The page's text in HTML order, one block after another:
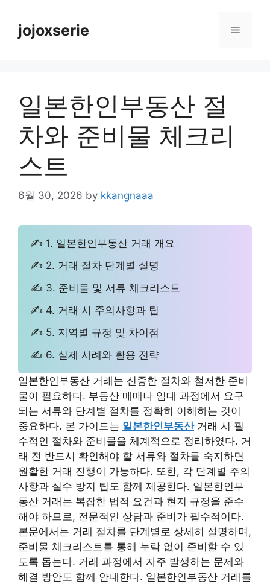
contentjojoxserie Menu
일본한인부동산 절
차와 준비물 체크리
스트
6월 30, 2026 by kkangnaaa
✍ 1. 일본한인부동산 거래 개요
✍ 2. 거래 절차 단계별 설명
✍ 3. 준비물 및 서류 체크리스트
✍ 4. 거래 시 주의사항과 팁
✍ 5. 지역별 규정 및 차이점
✍ 6. 실제 사례와 활용 전략
일본한인부동산 거래는 신중한 절차와 철저한 준비
물이 필요하다. 부동산 매매나 임대 과정에서 요구
되는 서류와 단계별 절차를 정확히 이해하는 것이
중요하다. 본 가이드는 일본한인부동산거래 시 필
수적인 절차와 준비물을 체계적으로 정리하였다. 거
래 전 반드시 확인해야 할 서류와 절차를 숙지하면
원활한 거래 진행이 가능하다. 또한, 각 단계별 주의
사항과 실수 방지 팁도 함께 제공한다. 일본한인부
동산 거래는 복잡한 법적 요건과 현지 규정을 준수
해야 하므로, 전문적인 상담과 준비가 필수적이다.
본문에서는 거래 절차를 단계별로 상세히 설명하며,
준비물 체크리스트를 통해 누락 없이 준비할 수 있
도록 돕는다. 거래 과정에서 자주 발생하는 문제와
해결 방안도 함께 안내한다. 일본한인부동산 거래를